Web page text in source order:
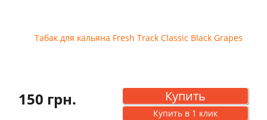
150 грн. Купить
Купить в 1 клик